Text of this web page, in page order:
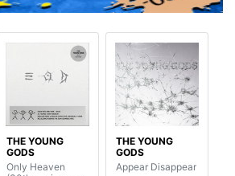
THE YOUNG
GODS
Only Heaven
THE YOUNG
GODS
Appear Disappear